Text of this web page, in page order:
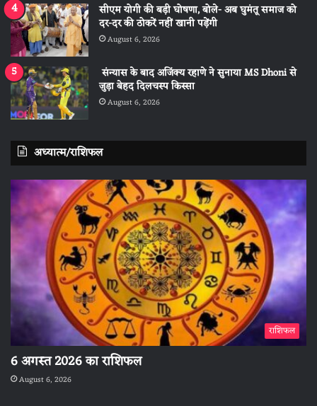
सीएम योगी की बड़ी घोषणा, बोले- अब घुमंतू समाज को
दर-दर की ठोकरें नहीं खानी पड़ेंगी
August 6, 2026
संन्यास के बाद अजिंक्‍य रहाणे ने सुनाया MS Dhoni से
जुड़ा बेहद दिलचस्प किस्सा
August 6, 2026
अध्यात्म/राशिफल
राशिफल
6 अगस्त 2026 का राशिफल
August 6, 2026